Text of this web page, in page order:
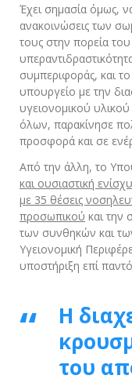
Έχει σημασία όμως,
ανακοινώσεις των
τους στην πορεία
συμπεριφοράς, και το
υπουργείο με την
υγειονομικού
όλων, παρακίνησε
προσφορά και σε
Από την άλλη, το
και ουσιαστική
με 35 θέσεις
προσωπικού και την
των συνθηκών και
Υγειονομική
υποστήριξη επί
Η
του